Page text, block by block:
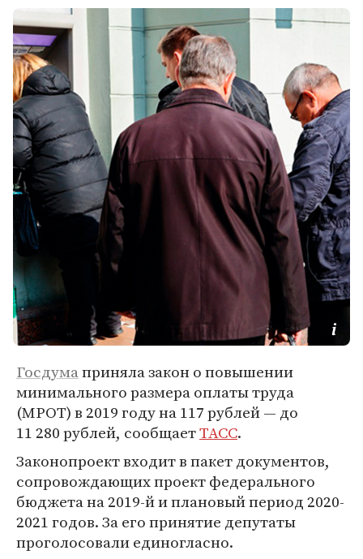
Госдумаприняла закон о повышении
минимального размера оплаты труда
(МРОТ) в 2019 году на 117 рублей — до
11 280 рублей, сообщаетТАСС.
Законопроект входит в пакет документов,
сопровождающих проект федерального
бюджета на 2019-й и плановый период 2020-
2021 годов. За его принятие депутаты
проголосовали единогласно.